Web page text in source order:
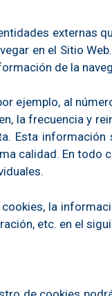
externas
en el Sitio
de la
ejemplo, al
la frecuencia y
Esta
calidad. En
la
etc. en el